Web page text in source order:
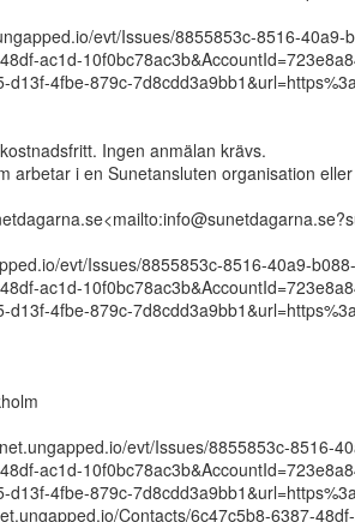
evt/Issues/8855853c-8516-40a9-
ac1d-
d13f-4fbe-879c-
Ingen anmälan krävs.
arbetar i en Sunetansluten organisation
evt/Issues/8855853c-8516-40a9-
ac1d-
d13f-4fbe-879c-
evt/Issues/8855853c-8516-
ac1d-
d13f-4fbe-879c-
Contacts/6c47c5b8-6387-